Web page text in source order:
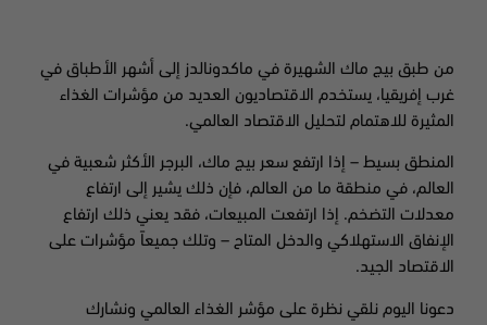
من طبق بيج ماك الشهيرة في ماكدونالدز إلى أشهر الأطباق في
غرب إفريقيا، يستخدم الاقتصاديون العديد من مؤشرات الغذاء
المثيرة للاهتمام لتحليل الاقتصاد العالمي.
المنطق بسيط – إذا ارتفع سعر بيج ماك، البرجر الأكثر شعبية في
العالم، في منطقة ما من العالم، فإن ذلك يشير إلى ارتفاع
معدلات التضخم. إذا ارتفعت المبيعات، فقد يعني ذلك ارتفاع
الإنفاق الاستهلاكي والدخل المتاح – وتلك جميعاً مؤشرات على
الاقتصاد الجيد.
دعونا اليوم نلقي نظرة على مؤشر الغذاء العالمي ونشارك